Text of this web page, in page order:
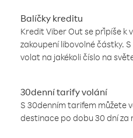
Balíčky kreditu
Kredit Viber Out se připíše k
zakoupení libovolné částky.
volat na jakékoli číslo na
30denní tarify volání
S 30denním tarifem můžete
destinace po dobu 30 dní za